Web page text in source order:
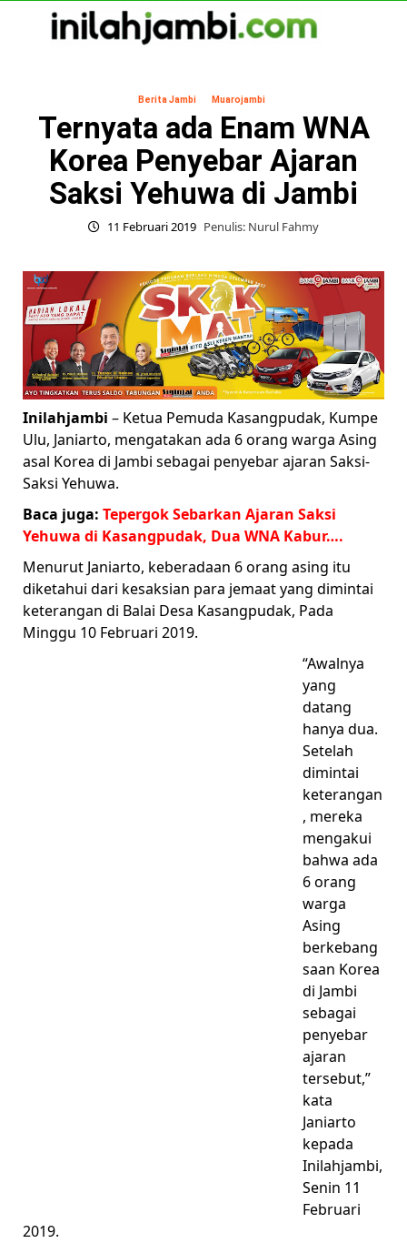
Berita Jambi Muarojambi
Ternyata ada Enam WNA
Korea Penyebar Ajaran
Saksi Yehuwa di Jambi
11 Februari 2019 Penulis: Nurul Fahmy
Inilahjambi – Ketua Pemuda Kasangpudak, Kumpe
Ulu, Janiarto, mengatakan ada 6 orang warga Asing
asal Korea di Jambi sebagai penyebar ajaran Saksi-
Saksi Yehuwa.
Baca juga: Tepergok Sebarkan Ajaran Saksi
Yehuwa di Kasangpudak, Dua WNA Kabur….
Menurut Janiarto, keberadaan 6 orang asing itu
diketahui dari kesaksian para jemaat yang dimintai
keterangan di Balai Desa Kasangpudak, Pada
Minggu 10 Februari 2019.
“Awalnya
yang
datang
hanya dua.
Setelah
dimintai
keterangan
, mereka
mengakui
bahwa ada
6 orang
warga
Asing
berkebang
saan Korea
di Jambi
sebagai
penyebar
ajaran
tersebut,”
kata
Janiarto
kepada
Inilahjambi,
Senin 11
Februari
2019.